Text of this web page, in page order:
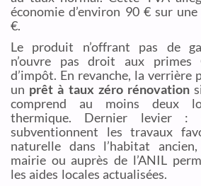
économie d’environ 90 € sur
€.
Le produit n’offrant pas de
n’ouvre pas droit aux
d’impôt. En revanche, la verrière
un prêt à taux zéro rénovation
comprend au moins deux
thermique. Dernier levier :
subventionnent les travaux
naturelle dans l’habitat
mairie ou auprès de l’ANIL
les aides locales actualisées.